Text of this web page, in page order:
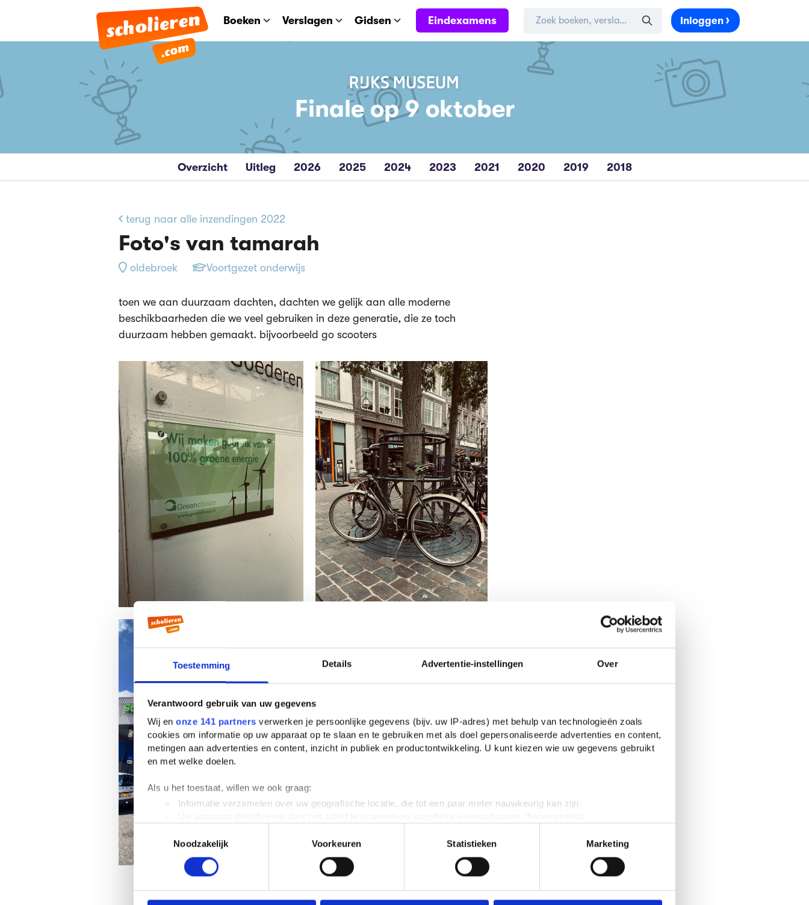
Toestemming Details Advertentie-instellingen Over
Verantwoord gebruik van uw gegevens
Wij en onze 141 partners verwerken je persoonlijke gegevens (bijv. uw IP-adres) met behulp van technologieën zoals
cookies om informatie op uw apparaat op te slaan en te gebruiken met als doel gepersonaliseerde advertenties en content,
metingen aan advertenties en content, inzicht in publiek en productontwikkeling. U kunt kiezen wie uw gegevens gebruikt
en met welke doelen.
Als u het toestaat, willen we ook graag:
Informatie verzamelen over uw geografische locatie, die tot een paar meter nauwkeurig kan zijn
toestemming op elk moment wijzigen of intrekken in de Cookieverklaring.
We gebruiken cookies om content en advertenties te personaliseren, om functies voor social media te bieden en om ons
media, adverteren en analyse. Deze partners kunnen deze gegevens combineren met andere informatie die je aan ze hebt
Toestemmingsselectie
Noodzakelijk
Voorkeuren Statistieken Marketing
Boeken Verslagen Gidsen Eindexamens Inloggen
Finale op 9 oktober
Overzicht Uitleg 2026 2025 2024 2023 2021 2020 2019 2018
terug naar alle inzendingen 2022
Foto's van tamarah
oldebroek Voortgezet onderwijs
toen we aan duurzaam dachten, dachten we gelijk aan alle moderne
beschikbaarheden die we veel gebruiken in deze generatie, die ze toch
duurzaam hebben gemaakt. bijvoorbeeld go scooters